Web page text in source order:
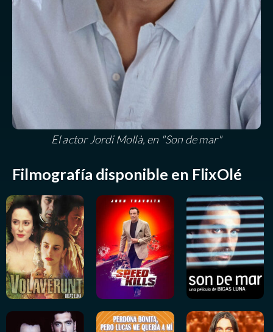
El actor Jordi Mollà, en "Son de mar"
Filmografía disponible en FlixOlé